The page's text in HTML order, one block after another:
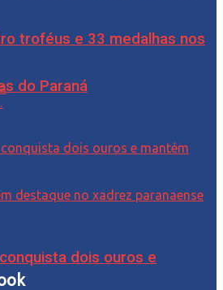
troféus e 33 medalhas nos
do Paraná
dois ouros e